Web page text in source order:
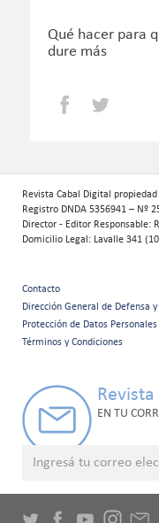
Qué hacer para
dure más
Revista Cabal Digital propiedad
Registro DNDA 5356941 – Nº
Director - Editor Responsable:
Domicilio Legal: Lavalle 341
Menú
secundario
Contacto
Dirección General de Defensa
Protección de Datos Personales
Términos y Condiciones
Revista
EN TU